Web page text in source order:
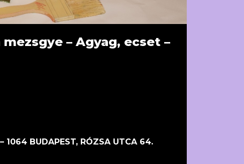
– Agyag, ecset –
1064 BUDAPEST, RÓZSA UTCA 64.